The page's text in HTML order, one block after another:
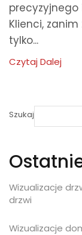
Klienci,
tylko...
Czytaj Dalej
Szukaj
Wizualizacje
drzwi
Wizualizacje